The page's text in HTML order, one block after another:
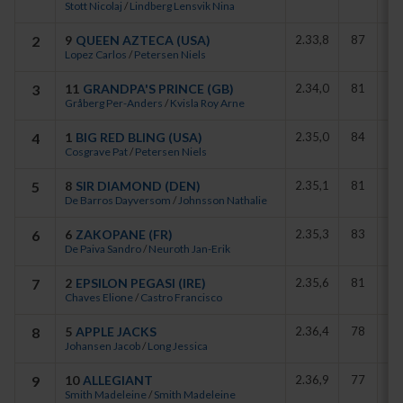
favoriten Queen Azteca fick ett utvändigt spår lite längre bak i
När sedan Queen Azteca påbörjade ett avancemang över bortre
lång var det initialt Grandpa’s Prince som svarade. Strax bakom
sökte sig Celtic Lullaby ut i banan och tog rygg på Queen Azteca i
Vid upploppets början gav Nicholaj Stott full marschorder, varpå
Grandpa’s Prince försökte svara, men fick snart rikta in sig på
- I princip allt gick vår väg i loppet. Vi fick perfekta ryggar bakom
tidig och att de skulle ta oss på speed, för Celtic Lullaby pullade
vunnit Svenskt Derby med Stroxx Carlras.
korta tränarkarriär, var triumfen i Jockeyklubben Svenskt Derby på
hemmaplan naturligtvis det största ögonblicket av alla.
Stott Nicolaj / Lindberg Lensvik Nina
2 9 QUEEN AZTECA (USA)
Lopez Carlos / Petersen Niels
2.33,8 87
3 11 GRANDPA'S PRINCE (GB)
Gråberg Per-Anders / Kvisla Roy Arne
2.34,0 81
4 1 BIG RED BLING (USA)
Cosgrave Pat / Petersen Niels
2.35,0 84
5 8 SIR DIAMOND (DEN)
De Barros Dayversom / Johnsson Nathalie
2.35,1 81
6 6 ZAKOPANE (FR)
De Paiva Sandro / Neuroth Jan-Erik
2.35,3 83
7 2 EPSILON PEGASI (IRE)
Chaves Elione / Castro Francisco
2.35,6 81
8 5 APPLE JACKS
Johansen Jacob / Long Jessica
2.36,4 78
9 10 ALLEGIANT
Smith Madeleine / Smith Madeleine
2.36,9 77